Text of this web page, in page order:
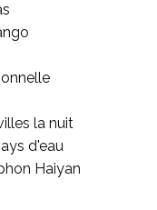
la nuit
d'eau
Haiyan